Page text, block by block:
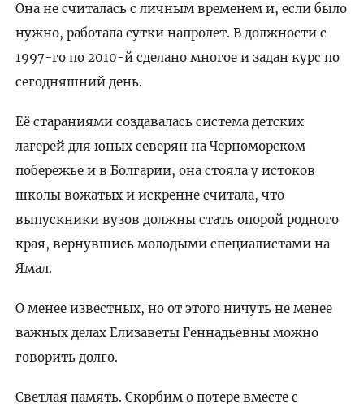
Она не считалась с личным временем и, если было
нужно, работала сутки напролет. В должности с
1997-го по 2010-й сделано многое и задан курс по
сегодняшний день.
Её стараниями создавалась система детских
лагерей для юных северян на Черноморском
побережье и в Болгарии, она стояла у истоков
школы вожатых и искренне считала, что
выпускники вузов должны стать опорой родного
края, вернувшись молодыми специалистами на
Ямал.
О менее известных, но от этого ничуть не менее
важных делах Елизаветы Геннадьевны можно
говорить долго.
Светлая память. Скорбим о потере вместе с